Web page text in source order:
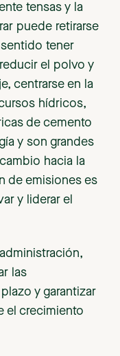
tensas y la
puede retirarse
tener
el polvo y
centrarse en la
hídricos,
de cemento
y son grandes
hacia la
de emisiones es
y liderar el
las
y garantizar
el crecimiento